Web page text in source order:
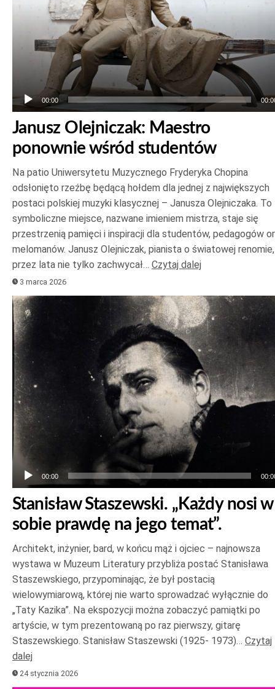
00:00
Janusz Olejniczak: Maestro
ponownie wśród studentów
Na patio Uniwersytetu Muzycznego Fryderyka Chopina
odsłonięto rzeźbę będącą hołdem dla jednej z największych
postaci polskiej muzyki klasycznej – Janusza Olejniczaka. To
symboliczne miejsce, nazwane imieniem mistrza, staje się
przestrzenią pamięci i inspiracji dla studentów, pedagogów
melomanów. Janusz Olejniczak, pianista o światowej renomie,
przez lata nie tylko zachwycał… Czytaj dalej
3 marca 2026
Odtwarzacz
plików
dźwiękowych
00:00
Stanisław Staszewski. „Każdy nosi w
sobie prawdę na jego temat”.
Architekt, inżynier, bard, w końcu mąż i ojciec – najnowsza
wystawa w Muzeum Literatury przybliża postać Stanisława
Staszewskiego, przypominając, że był postacią
wielowymiarową, której nie warto sprowadzać wyłącznie do
„Taty Kazika”. Na ekspozycji można zobaczyć pamiątki po
artyście, w tym prezentowaną po raz pierwszy, gitarę
Staszewskiego. Stanisław Staszewski (1925- 1973)… Czytaj
dalej
24 stycznia 2026